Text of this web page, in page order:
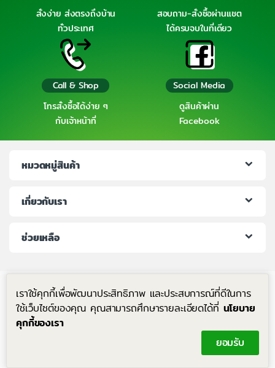
สั่งง่าย ส่งตรงถึงบ้าน
ทั่วประเทศ
สอบถาม-สั่งซื้อผ่านแชต
ได้ครบจบในที่เดียว
Call & Shop
โทรสั่งซื้อได้ง่าย ๆ
กับเจ้าหน้าที่
Social Media
ดูสินค้าผ่าน
Facebook
หมวดหมู่สินค้า
เกี่ยวกับเรา
ช่วยเหลือ
เราใช้คุกกี้เพื่อพัฒนาประสิทธิภาพ และประสบการณ์ที่ดีในการ
ใช้เว็บไซต์ของคุณ คุณสามารถศึกษารายละเอียดได้ที่ นโยบาย
คุกกี้ของเรา
ยอมรับ